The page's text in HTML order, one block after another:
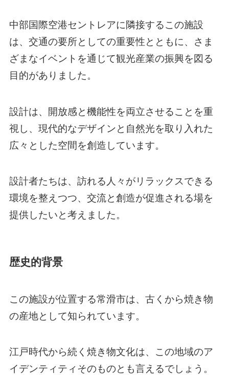
中部国際空港セントレアに隣接するこの施設
は、交通の要所としての重要性とともに、さま
ざまなイベントを通じて観光産業の振興を図る
目的がありました。
設計は、開放感と機能性を両立させることを重
視し、現代的なデザインと自然光を取り入れた
広々とした空間を創造しています。
設計者たちは、訪れる人々がリラックスできる
環境を整えつつ、交流と創造が促進される場を
提供したいと考えました。
歴史的背景
この施設が位置する常滑市は、古くから焼き物
の産地として知られています。
江戸時代から続く焼き物文化は、この地域のア
イデンティティそのものとも言えるでしょう。